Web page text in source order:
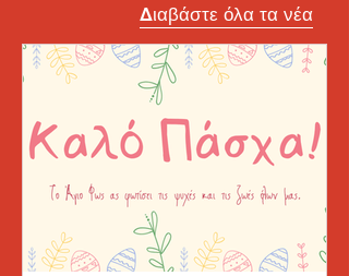
Διαβάστε όλα τα νέα